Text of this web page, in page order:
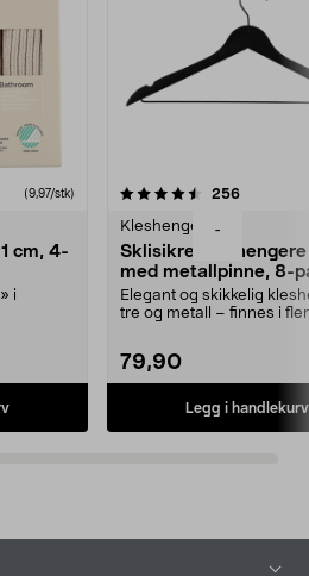
-
(9,97/stk)
cm, 4-
i
256
Kleshengere
Sklisikre
med metallpinne, 8-
Elegant og skikkelig
tre og metall – finnes i
79,90
Legg i handlekurv
4.5av 5 stjerner